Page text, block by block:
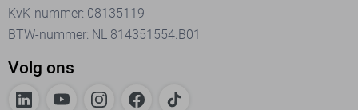
KvK-nummer: 08135119
BTW-nummer: NL 814351554.B01
Volg ons